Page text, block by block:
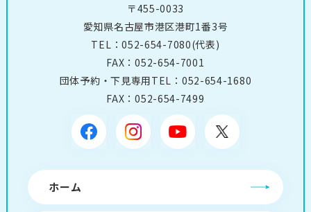
〒455-0033
愛知県名古屋市港区港町1番3号
TEL：052-654-7080(代表)
FAX：052-654-7001
団体予約・下見専用TEL： 052-654-1680
FAX：052-654-7499
ホーム